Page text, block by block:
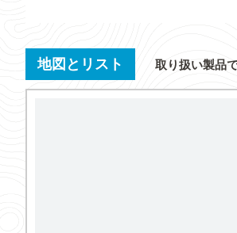
地図とリスト 取り扱い製品